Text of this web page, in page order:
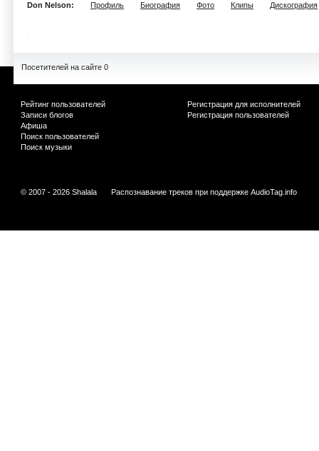
Don Nelson: Профиль Биография Фото Клипы Дискография
Посетителей на сайте 0
Рейтинг пользователей
Записи блогов
Афиша
Поиск пользователей
Поиск музыки
Регистрация для исполнителей
Регистрация пользователей
© 2007 - 2026 Shalala Распознавание треков при поддержке AudioTag.info